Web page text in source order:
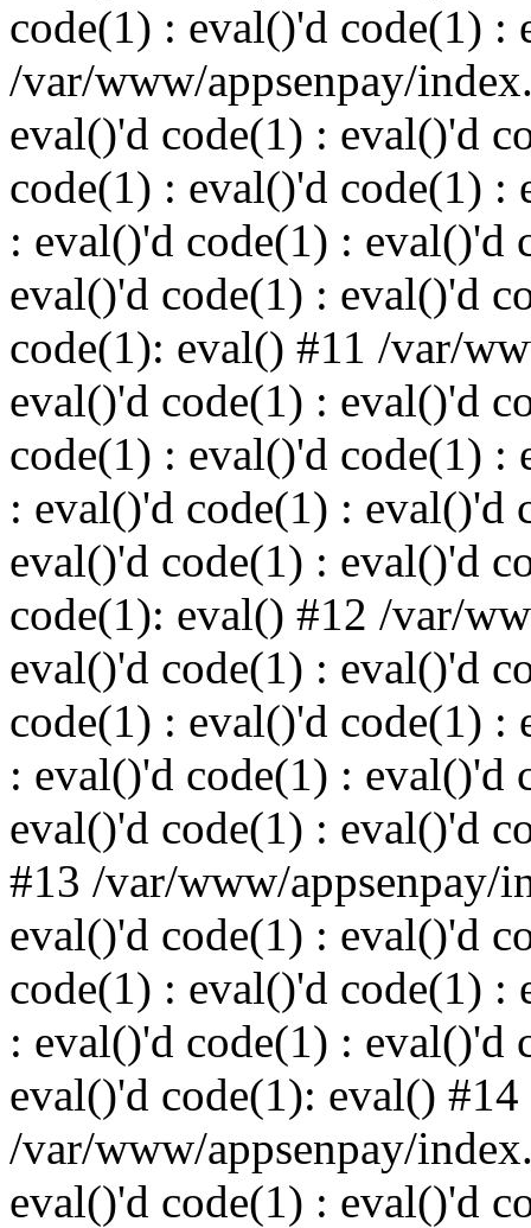
code(1) : eval()'d code(1) :
/var/www/appsenpay/
eval()'d code(1) : eval()'d
code(1) : eval()'d code(1) :
: eval()'d code(1) : eval()'d
eval()'d code(1) : eval()'d
code(1): eval() #11 /var/
eval()'d code(1) : eval()'d
code(1) : eval()'d code(1) :
: eval()'d code(1) : eval()'d
eval()'d code(1) : eval()'d
code(1): eval() #12 /var/
eval()'d code(1) : eval()'d
code(1) : eval()'d code(1) :
: eval()'d code(1) : eval()'d
eval()'d code(1) : eval()'d
#13 /var/www/appsenpay/
eval()'d code(1) : eval()'d
code(1) : eval()'d code(1) :
: eval()'d code(1) : eval()'d
eval()'d code(1): eval() #14
/var/www/appsenpay/
eval()'d code(1) : eval()'d